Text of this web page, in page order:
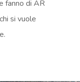
fanno di AR
si vuole